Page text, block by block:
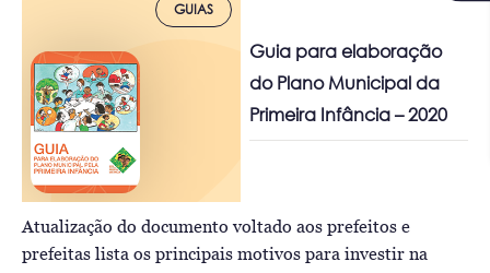
GUIAS
Guia para elaboração
do Plano Municipal da
Primeira Infância – 2020
Atualização do documento voltado aos prefeitos e
prefeitas lista os principais motivos para investir na